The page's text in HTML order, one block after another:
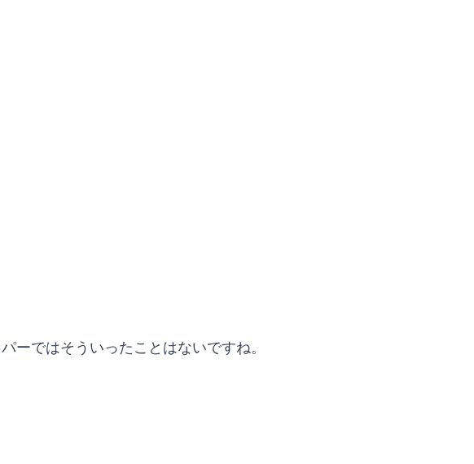
ーではそういったことはないですね。